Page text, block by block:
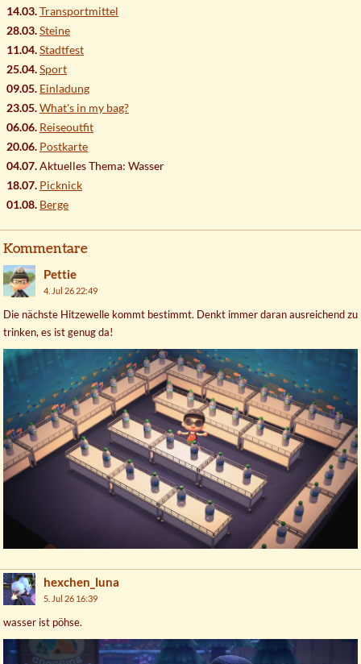
14.03.Transportmittel
28.03.Steine
11.04.Stadtfest
25.04.Sport
09.05. Einladung
23.05.What's in my bag?
06.06. Reiseoutfit
20.06. Postkarte
04.07.Aktuelles Thema: Wasser
18.07. Picknick
01.08. Berge
Kommentare
Pettie
4. Jul 26 22:49
Die nächste Hitzewelle kommt bestimmt. Denkt immer daran ausreichend zu
trinken, es ist genug da!
hexchen_luna
5. Jul 26 16:39
wasser ist pöhse.